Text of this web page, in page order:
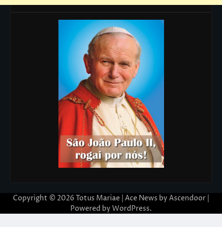
Copyright © 2026 Totus Mariae | Ace News by Ascendoor
Powered by WordPress.